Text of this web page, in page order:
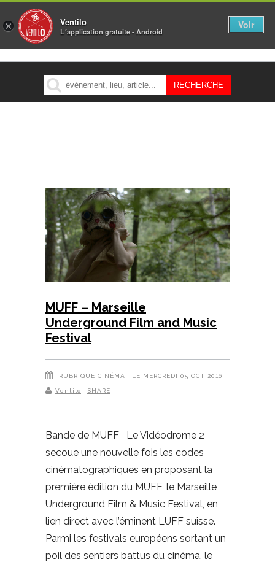
MENU
MUFF – Marseille
Underground Film and Music
Festival
RUBRIQUE CINÉMA , LE MERCREDI 05 OCT 2016
Ventilo SHARE
Bande de MUFF Le Vidéodrome 2
secoue une nouvelle fois les codes
cinématographiques en proposant la
première édition du MUFF, le Marseille
Underground Film & Music Festival, en
lien direct avec l’éminent LUFF suisse.
Parmi les festivals européens sortant un
poil des sentiers battus du cinéma, le
× Ventilo
L´application gratuite - Android
Voir